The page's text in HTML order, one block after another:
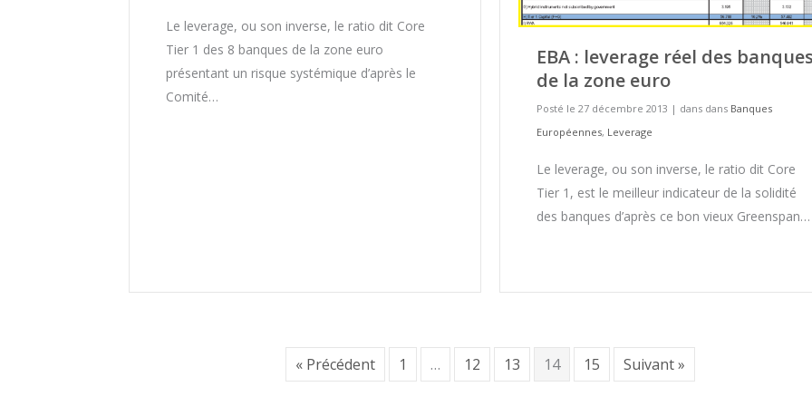
Le leverage, ou son inverse, le ratio dit Core
Tier 1 des 8 banques de la zone euro
présentant un risque systémique d’après le
Comité…
EBA : leverage réel des
de la zone euro
Posté le 27 décembre 2013 | dans dans Banques
Européennes, Leverage
Le leverage, ou son inverse, le ratio dit Core
Tier 1, est le meilleur indicateur de la solidité
des banques d’après ce bon vieux Greenspan…
« Précédent 1 … 12 13 14 15 Suivant »